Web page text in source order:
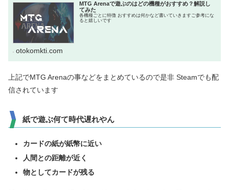
MTG Arenaで遊ぶのはどの機種がおすすめ？解説し
てみた
各機種ごとに特徴 おすすめは何かなど書いていきますご参考にな
ると嬉しいです
otokomkti.com
上記でMTG Arenaの事などをまとめているので是非 Steamでも配
信されています
紙で遊ぶ何て時代遅れやん
カードの紙が紙幣に近い
人間との距離が近く
物としてカードが残る